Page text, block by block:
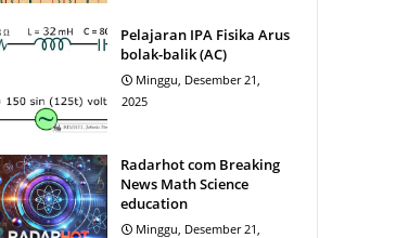
Pelajaran IPA Fisika Arus
bolak-balik (AC)
Minggu, Desember 21,
2025
Radarhot com Breaking
News Math Science
education
Minggu, Desember 21,